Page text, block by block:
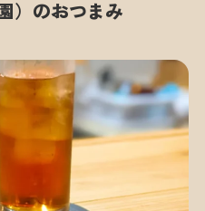
）のおつまみ